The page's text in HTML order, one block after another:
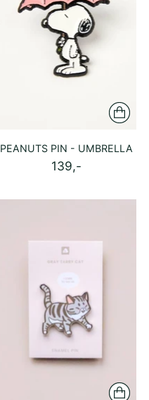
PEANUTS PIN - UMBRELLA
139,-